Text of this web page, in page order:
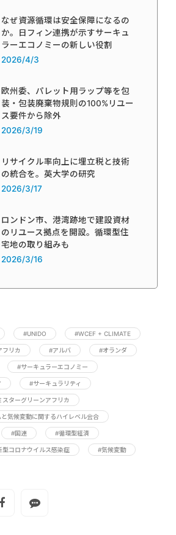
なぜ資源循環は安全保障になるの
か。日フィン連携が示すサーキュ
ラーエコノミーの新しい役割
2026/4/3
欧州委、パレット用ラップ等を包
装・包装廃棄物規則の100%リユー
ス要件から除外
2026/3/19
リサイクル率向上に埋立税と技術
の統合を。英大学の研究
2026/3/17
ロンドン市、港湾跡地で建設資材
のリユース拠点を開設。循環型住
宅地の取り組みも
2026/3/16
#UNIDO #WCEF + CLIMATE
フリカ #アルバ #オランダ
#サーキュラーエコノミー
#サーキュラリティ
スターグリーンアフリカ
気候変動に関するハイレベル会合
#国連 #循環型経済
型コロナウイルス感染症 #気候変動